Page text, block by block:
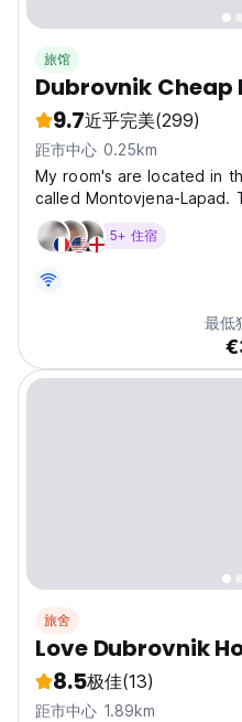
旅馆
Dubrovnik Cheap
9.7近乎完美(299)
距市中心 0.25km
My room's are located in
called Montovjena-Lapad.
bank and post office
to the nice sand beach
5+ 住宿
最低
旅舍
Love Dubrovnik
8.5极佳(13)
距市中心 1.89km